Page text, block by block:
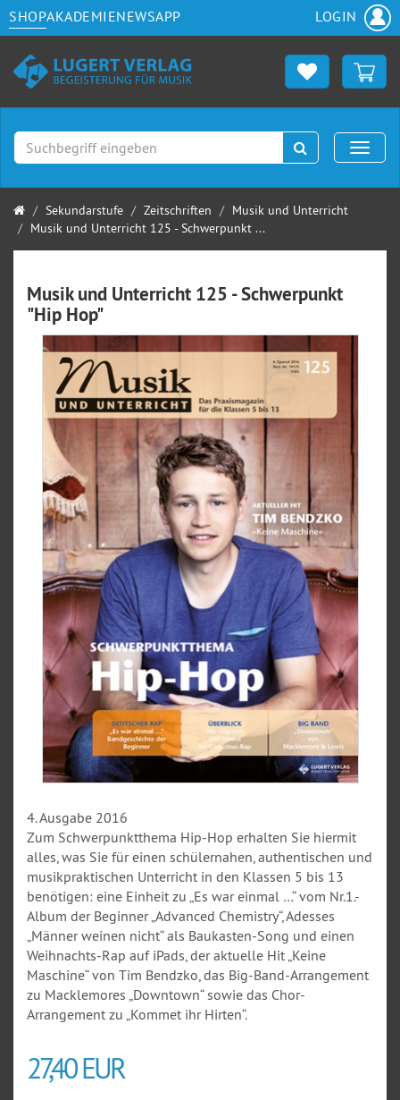
SHOPAKADEMIENEWSAPP LOGIN
Suchen
Startseite
Sekundarstufe Zeitschriften
Musik und Unterricht
Musik und Unterricht 125 - Schwerpunkt ...
Musik und Unterricht 125 - Schwerpunkt
"Hip Hop"
4. Ausgabe 2016
Zum Schwerpunktthema Hip-Hop erhalten Sie hiermit
alles, was Sie für einen schülernahen, authentischen und
musikpraktischen Unterricht in den Klassen 5 bis 13
benötigen: eine Einheit zu „Es war einmal …“ vom Nr.1.-
Album der Beginner „Advanced Chemistry“, Adesses
„Männer weinen nicht“ als Baukasten-Song und einen
Weihnachts-Rap auf iPads, der aktuelle Hit „Keine
Maschine“ von Tim Bendzko, das Big-Band-Arrangement
zu Macklemores „Downtown“ sowie das Chor-
Arrangement zu „Kommet ihr Hirten“.
27,40 EUR